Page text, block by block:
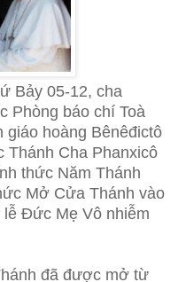
Bảy 05-12, cha
Phòng báo chí Toà
hoàng Bênêđictô
Cha Phanxicô
thức Năm Thánh
Mở Cửa Thánh vào
Đức Mẹ Vô nhiễm
đã được mở từ